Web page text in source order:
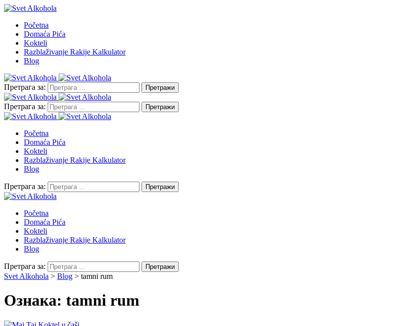
Početna
Domaća Pića
Kokteli
Razblaživanje Rakije Kalkulator
Blog
Претрага за:
Претрага за:
Početna
Domaća Pića
Kokteli
Razblaživanje Rakije Kalkulator
Blog
Претрага за:
Početna
Domaća Pića
Kokteli
Razblaživanje Rakije Kalkulator
Blog
Претрага за:
Svet Alkohola > Blog > tamni rum
Ознака: tamni rum